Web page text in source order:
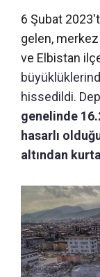
6 Şubat
gelen,
ve Elbistan
hissedildi.
genelinde
hasarlı
altından